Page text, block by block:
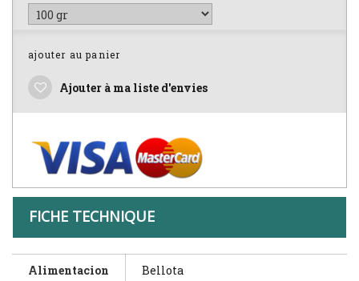
ajouter au panier
Ajouter à ma liste d'envies
FICHE TECHNIQUE
Alimentacion Bellota